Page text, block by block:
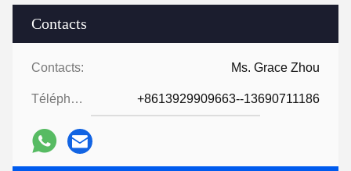
Contacts
Contacts: Ms. Grace Zhou
Téléphone: +8613929909663--13690711186